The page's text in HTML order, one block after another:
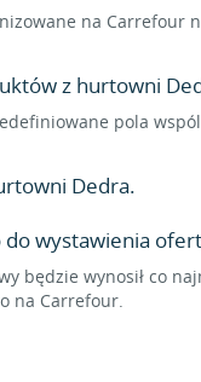
na Carrefour
z hurtowni
pola
Dedra.
wystawienia
będzie wynosił co
na Carrefour.